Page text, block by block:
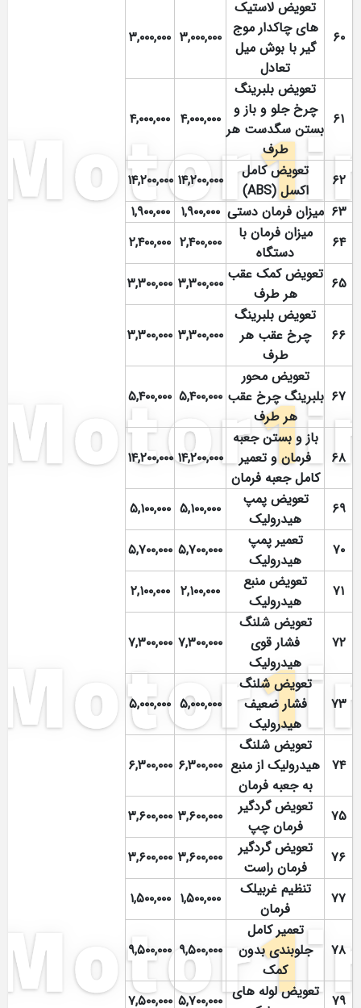
۶۰
تعویض لاستیک
های چاکدار موج
گیر با بوش میل
تعادل
۳,۰۰۰,۰۰۰ ۳,۰۰۰,۰۰۰
۶۱
تعویض بلبرینگ
چرخ جلو و باز و
بستن سگدست هر
طرف
۴,۰۰۰,۰۰۰ ۴,۰۰۰,۰۰۰
۶۲
تعویض کامل
اکسل (ABS)
۱۴,۲۰۰,۰۰۰ ۱۴,۲۰۰,۰۰۰
۶۳ میزان فرمان دستی ۱,۹۰۰,۰۰۰ ۱,۹۰۰,۰۰۰
۶۴
میزان فرمان با
دستگاه
۲,۴۰۰,۰۰۰ ۲,۴۰۰,۰۰۰
۶۵ تعویض کمک عقب
هر طرف
۳,۳۰۰,۰۰۰ ۳,۳۰۰,۰۰۰
۶۶
تعویض بلبرینگ
چرخ عقب هر
طرف
۳,۳۰۰,۰۰۰ ۳,۳۰۰,۰۰۰
۶۷
تعویض محور
بلبرینگ چرخ عقب
هر طرف
۵,۴۰۰,۰۰۰ ۵,۴۰۰,۰۰۰
۶۸
باز و بستن جعبه
فرمان و تعمیر
کامل جعبه فرمان
۱۴,۲۰۰,۰۰۰ ۱۴,۲۰۰,۰۰۰
۶۹
تعویض پمپ
هیدرولیک
۵,۱۰۰,۰۰۰ ۵,۱۰۰,۰۰۰
۷۰
تعمیر پمپ
هیدرولیک
۵,۷۰۰,۰۰۰ ۵,۷۰۰,۰۰۰
۷۱
تعویض منبع
هیدرولیک
۲,۱۰۰,۰۰۰ ۲,۱۰۰,۰۰۰
۷۲
تعویض شلنگ
فشار قوی
هیدرولیک
۷,۳۰۰,۰۰۰ ۷,۳۰۰,۰۰۰
۷۳
تعویض شلنگ
فشار ضعیف
هیدرولیک
۵,۰۰۰,۰۰۰ ۵,۰۰۰,۰۰۰
۷۴
تعویض شلنگ
هیدرولیک از منبع
به جعبه فرمان
۶,۳۰۰,۰۰۰ ۶,۳۰۰,۰۰۰
۷۵
تعویض گردگیر
فرمان چپ
۳,۶۰۰,۰۰۰ ۳,۶۰۰,۰۰۰
۷۶
تعویض گردگیر
فرمان راست
۳,۶۰۰,۰۰۰ ۳,۶۰۰,۰۰۰
۷۷
تنظیم غربیلک
فرمان
۱,۵۰۰,۰۰۰ ۱,۵۰۰,۰۰۰
۷۸
تعمیر کامل
جلوبندی بدون
کمک
۹,۵۰۰,۰۰۰ ۹,۵۰۰,۰۰۰
۷۹
تعویض لوله های ۵,۷۰۰,۰۰۰ ۷,۵۰۰,۰۰۰